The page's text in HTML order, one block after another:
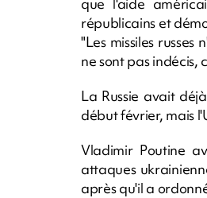
républicains et
"Les missiles
ne sont pas indécis,
La Russie avait
début février, mais
Vladimir Poutine
attaques
après qu'il a